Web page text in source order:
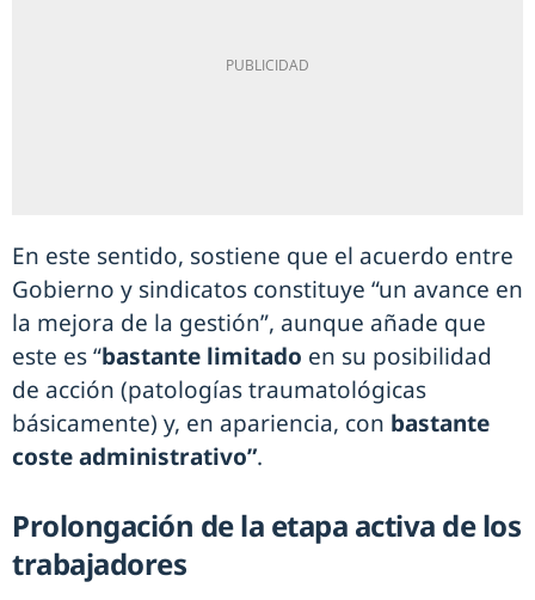
En este sentido, sostiene que el acuerdo entre
Gobierno y sindicatos constituye “un avance en
la mejora de la gestión”, aunque añade que
este es “bastante limitado en su posibilidad
de acción (patologías traumatológicas
básicamente) y, en apariencia, con bastante
coste administrativo”.
Prolongación de la etapa activa de los
trabajadores